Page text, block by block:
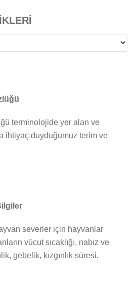
terminolojide yer alan ve
ihtiyaç duyduğumuz terim ve
severler için hayvanlar
vücut sıcaklığı, nabız ve
gebelik, kızgınlık süresi.